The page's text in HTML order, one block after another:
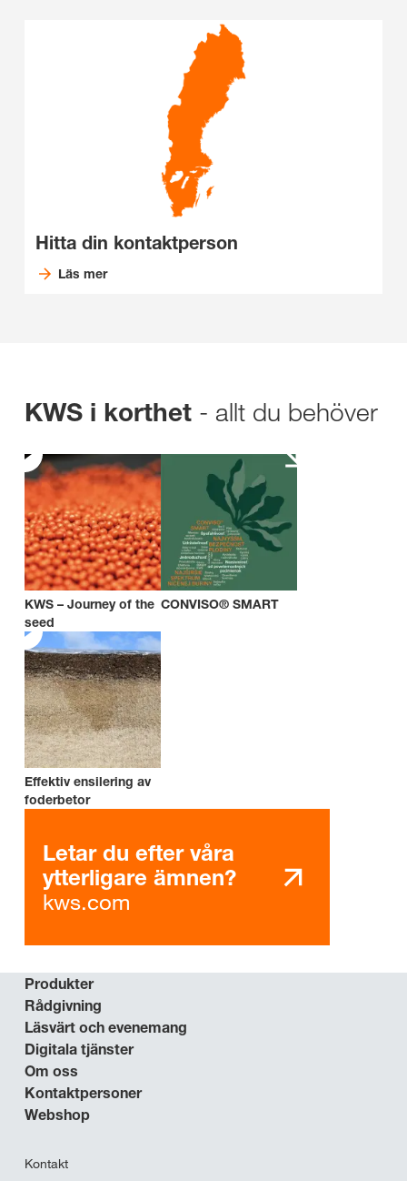
Hitta din kontaktperson
Läs mer
KWS i korthet - allt du behöver
KWS – Journey of the
seed
CONVISO® SMART
Effektiv ensilering av
foderbetor
Letar du efter våra
ytterligare ämnen?
kws.com
Produkter
Rådgivning
Läsvärt och evenemang
Digitala tjänster
Om oss
Kontaktpersoner
Webshop
Kontakt